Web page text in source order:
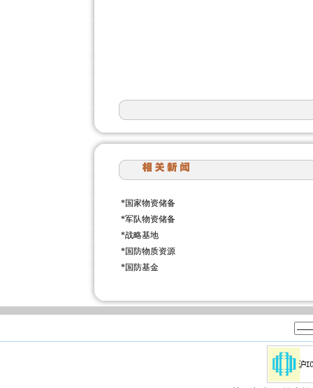
*国家物资储备
*军队物资储备
*战略基地
*国防物质资源
*国防基金